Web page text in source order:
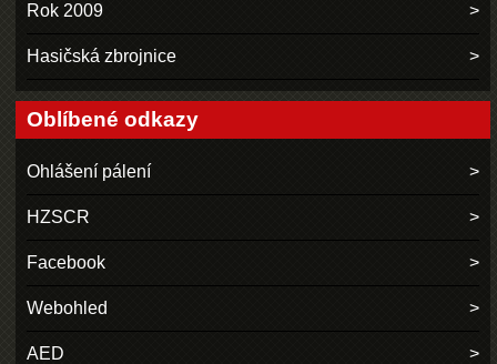
Rok 2009
Hasičská zbrojnice
Oblíbené odkazy
Ohlášení pálení
HZSCR
Facebook
Webohled
AED